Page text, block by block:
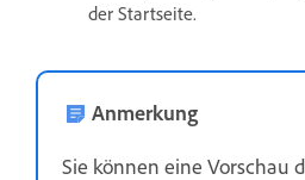
der Startseite.
Anmerkung
Sie können eine Vorschau